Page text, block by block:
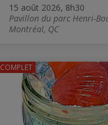
15 août 2026, 8h30
Pavillon du parc Henri-
Montréal, QC
COMPLET